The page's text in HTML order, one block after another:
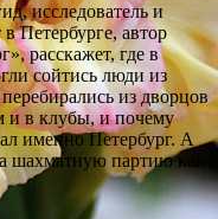
исследователь и
Петербурге, автор
расскажет, где в
сойтись люди из
из дворцов
и в клубы, и почему
именно Петербург. А
шахматную партию как